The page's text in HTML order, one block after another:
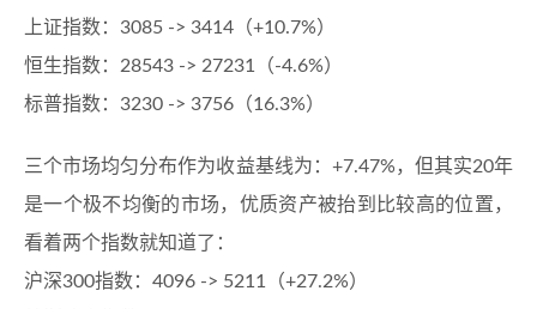
上证指数：3085 -> 3414（+10.7%）
恒生指数：28543 -> 27231（-4.6%）
标普指数：3230 -> 3756（16.3%）
三个市场均匀分布作为收益基线为：+7.47%，但其实20年
是一个极不均衡的市场，优质资产被抬到比较高的位置，
看着两个指数就知道了：
沪深300指数：4096 -> 5211（+27.2%）